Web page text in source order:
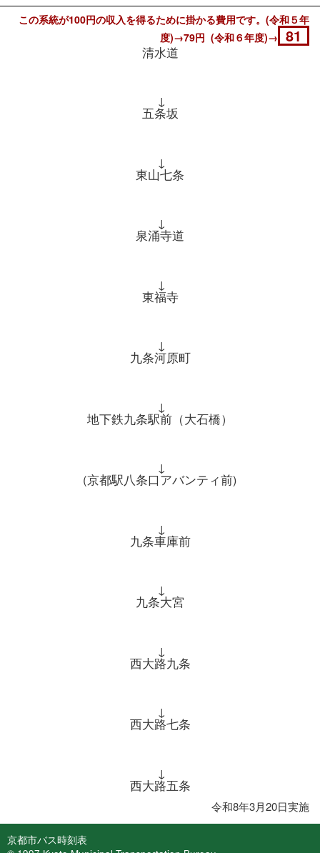
この系統が100円の収入を得るために掛かる費用です。(令和５年
度)→79円 (令和６年度)→ 81
清水道
↓
五条坂
↓
東山七条
↓
泉涌寺道
↓
東福寺
↓
九条河原町
↓
地下鉄九条駅前（大石橋）
↓
(京都駅八条口アバンティ前)
↓
九条車庫前
↓
九条大宮
↓
西大路九条
↓
西大路七条
↓
西大路五条
令和8年3月20日実施
京都市バス時刻表